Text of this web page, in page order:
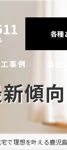
各種
事例
住宅
ォーム・リノベ
例
当
断熱
耐震
アフ
傾
で理想を叶える鹿児